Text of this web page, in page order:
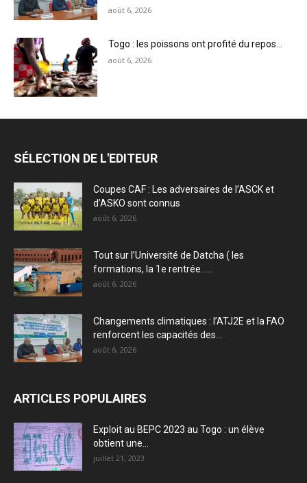
août 6, 2026
Togo : les poissons ont profité du repos…
août 6, 2026
SÉLECTION DE L'EDITEUR
Coupes CAF : Les adversaires de l’ASCK et
d’ASKO sont connus
août 6, 2026
Tout sur l’Université de Datcha ( les
formations, la 1e rentrée…...
août 6, 2026
Changements climatiques : l’ATJ2E et la FAO
renforcent les capacités des...
août 6, 2026
ARTICLES POPULAIRES
Exploit au BEPC 2023 au Togo : un élève
obtient une...
juillet 21, 2023